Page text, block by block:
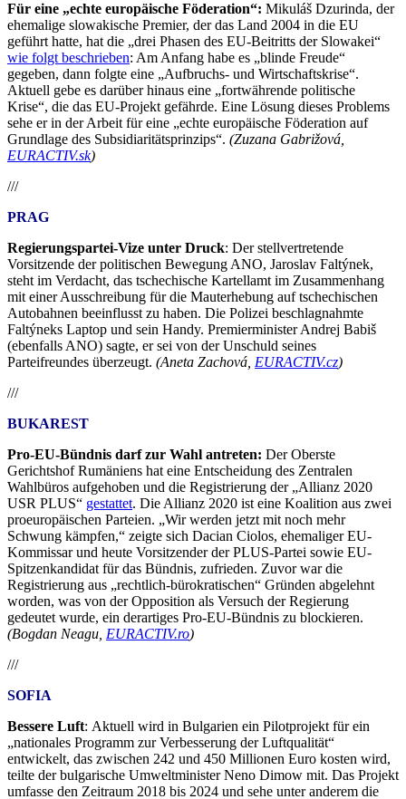
Für eine „echte europäische Föderation“: Mikuláš Dzurinda, der
ehemalige slowakische Premier, der das Land 2004 in die EU
geführt hatte, hat die „drei Phasen des EU-Beitritts der Slowakei“
wie folgt beschrieben: Am Anfang habe es „blinde Freude“
gegeben, dann folgte eine „Aufbruchs- und Wirtschaftskrise“.
Aktuell gebe es darüber hinaus eine „fortwährende politische
Krise“, die das EU-Projekt gefährde. Eine Lösung dieses Problems
sehe er in der Arbeit für eine „echte europäische Föderation auf
Grundlage des Subsidiaritätsprinzips“. (Zuzana Gabrižová,
EURACTIV.sk)
///
PRAG
Regierungspartei-Vize unter Druck: Der stellvertretende
Vorsitzende der politischen Bewegung ANO, Jaroslav Faltýnek,
steht im Verdacht, das tschechische Kartellamt im Zusammenhang
mit einer Ausschreibung für die Mauterhebung auf tschechischen
Autobahnen beeinflusst zu haben. Die Polizei beschlagnahmte
Faltýneks Laptop und sein Handy. Premierminister Andrej Babiš
(ebenfalls ANO) sagte, er sei von der Unschuld seines
Parteifreundes überzeugt. (Aneta Zachová, EURACTIV.cz)
///
BUKAREST
Pro-EU-Bündnis darf zur Wahl antreten: Der Oberste
Gerichtshof Rumäniens hat eine Entscheidung des Zentralen
Wahlbüros aufgehoben und die Registrierung der „Allianz 2020
USR PLUS“ gestattet. Die Allianz 2020 ist eine Koalition aus zwei
proeuropäischen Parteien. „Wir werden jetzt mit noch mehr
Schwung kämpfen,“ zeigte sich Dacian Ciolos, ehemaliger EU-
Kommissar und heute Vorsitzender der PLUS-Partei sowie EU-
Spitzenkandidat für das Bündnis, zufrieden. Zuvor war die
Registrierung aus „rechtlich-bürokratischen“ Gründen abgelehnt
worden, was von der Opposition als Versuch der Regierung
gedeutet wurde, ein derartiges Pro-EU-Bündnis zu blockieren.
(Bogdan Neagu, EURACTIV.ro)
///
SOFIA
Bessere Luft: Aktuell wird in Bulgarien ein Pilotprojekt für ein
„nationales Programm zur Verbesserung der Luftqualität“
entwickelt, das zwischen 242 und 450 Millionen Euro kosten wird,
teilte der bulgarische Umweltminister Neno Dimow mit. Das Projekt
umfasse den Zeitraum 2018 bis 2024 und sehe unter anderem die